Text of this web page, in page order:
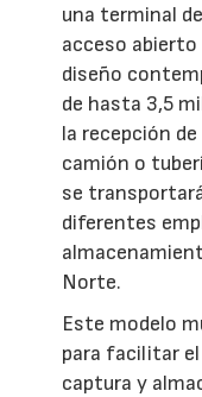
una terminal
acceso abierto
diseño
de hasta 3,5
la recepción de
camión o
se
diferentes
Norte.
Este modelo
para facilitar el
captura y